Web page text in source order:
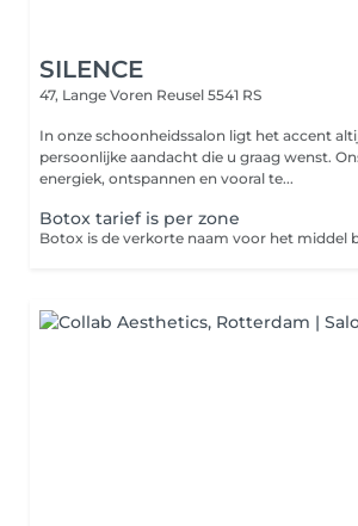
SILENCE
47, Lange Voren Reusel 5541 RS
In onze schoonheidssalon ligt het accent
persoonlijke aandacht die u graag wenst.
energiek, ontspannen en vooral te...
Botox tarief is per zone